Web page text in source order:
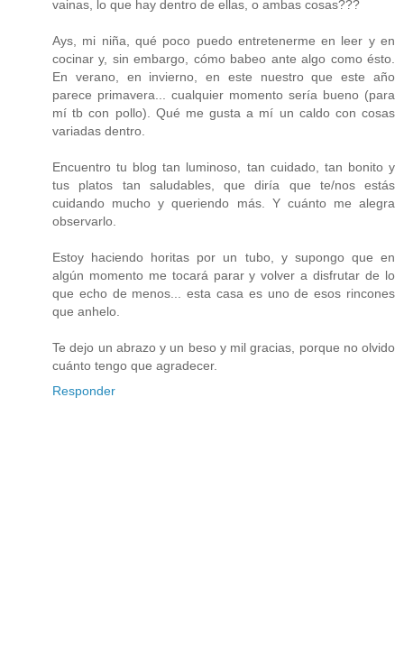
vainas, lo que hay dentro de ellas, o ambas cosas???
Ays, mi niña, qué poco puedo entretenerme en leer y en
cocinar y, sin embargo, cómo babeo ante algo como ésto.
En verano, en invierno, en este nuestro que este año
parece primavera... cualquier momento sería bueno (para
mí tb con pollo). Qué me gusta a mí un caldo con cosas
variadas dentro.
Encuentro tu blog tan luminoso, tan cuidado, tan bonito y
tus platos tan saludables, que diría que te/nos estás
cuidando mucho y queriendo más. Y cuánto me alegra
observarlo.
Estoy haciendo horitas por un tubo, y supongo que en
algún momento me tocará parar y volver a disfrutar de lo
que echo de menos... esta casa es uno de esos rincones
que anhelo.
Te dejo un abrazo y un beso y mil gracias, porque no olvido
cuánto tengo que agradecer.
Responder